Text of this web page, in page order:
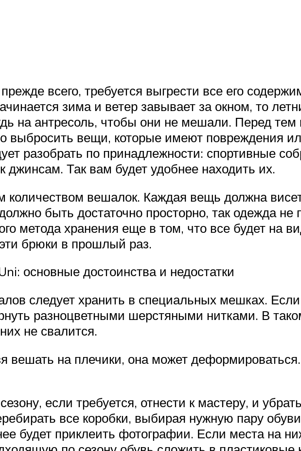
всего, требуется выгрести все его
зима и ветер завывает за окном, то
на антресоль, чтобы они не мешали. Перед тем
выбросить вещи, которые имеют повреждения
разобрать по принадлежности: спортивные
джинсам. Так вам будет удобнее находить их.
вешалок. Каждая вещь должна
быть достаточно просторно, так одежда не
метода хранения еще в том, что все будет на
брюки в прошлый раз.
основные достоинства и недостатки
следует хранить в специальных мешках.
разноцветными шерстяными нитками. В
не свалится.
вешать на плечики, она может
если требуется, отнести к мастеру, и
все коробки, выбирая нужную пару
будет приклеить фотографии. Если места на